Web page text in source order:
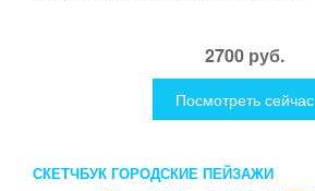
2700 руб.
Посмотреть сейчас
СКЕТЧБУК ГОРОДСКИЕ ПЕЙЗАЖИ